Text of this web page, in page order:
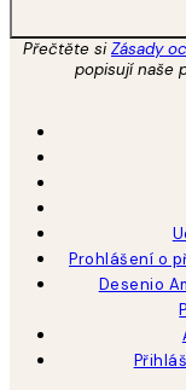
Přečtěte siZásady
popisují naše
Prohlášení o
Desenio